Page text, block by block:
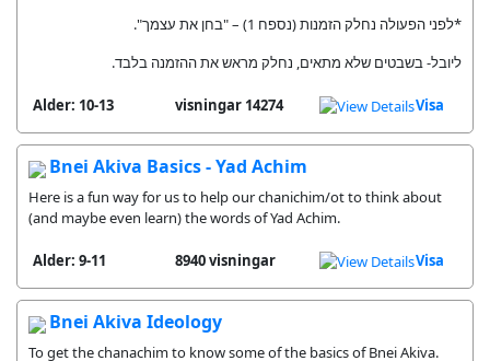
*לפני הפעולה נחלק הזמנות (נספח 1) – "בחן את עצמך".
ליובל- בשבטים שלא מתאים, נחלק מראש את ההזמנה בלבד.
Alder: 10-13 14274 visningar Visa
Bnei Akiva Basics - Yad Achim
Here is a fun way for us to help our chanichim/ot to think about
(and maybe even learn) the words of Yad Achim.
Alder: 9-11 8940 visningar Visa
Bnei Akiva Ideology
To get the chanachim to know some of the basics of Bnei Akiva.